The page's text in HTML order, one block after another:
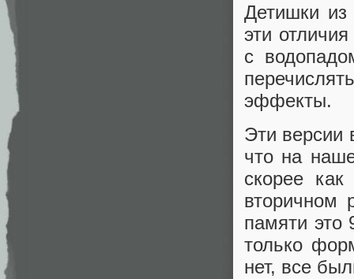
Детишки из
эти
с
эффекты.
Эти версии
что на
скорее
вторичном
памяти это
только
нет, все